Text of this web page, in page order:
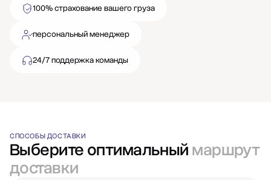
100% страхование вашего груза
персональный менеджер
24/7 поддержка команды
СПОСОБЫ ДОСТАВКИ
Выберите оптимальныймаршрут
доставки